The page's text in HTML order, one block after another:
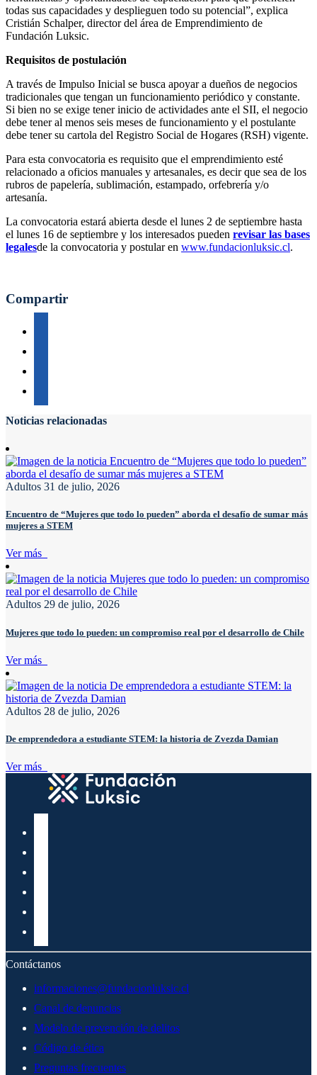
todas sus capacidades y desplieguen todo su potencial”, explica
Cristián Schalper, director del área de Emprendimiento de
Fundación Luksic.
Requisitos de postulación
A través de Impulso Inicial se busca apoyar a dueños de negocios
tradicionales que tengan un funcionamiento periódico y constante.
Si bien no se exige tener inicio de actividades ante el SII, el negocio
debe tener al menos seis meses de funcionamiento y el postulante
debe tener su cartola del Registro Social de Hogares (RSH) vigente.
Para esta convocatoria es requisito que el emprendimiento esté
relacionado a oficios manuales y artesanales, es decir que sea de los
rubros de papelería, sublimación, estampado, orfebrería y/o
artesanía.
La convocatoria estará abierta desde el lunes 2 de septiembre hasta
el lunes 16 de septiembre y los interesados pueden revisar las bases
legalesde la convocatoria y postular en www.fundacionluksic.cl.
Compartir
Noticias relacionadas
Adultos 31 de julio, 2026
Encuentro de “Mujeres que todo lo pueden” aborda el desafío de sumar más
mujeres a STEM
Ver más
Adultos 29 de julio, 2026
Mujeres que todo lo pueden: un compromiso real por el desarrollo de Chile
Ver más
Adultos 28 de julio, 2026
De emprendedora a estudiante STEM: la historia de Zvezda Damian
Ver más
Contáctanos
informaciones@fundacionluksic.cl
Canal de denuncias
Modelo de prevención de delitos
Código de ética
Preguntas frecuentes